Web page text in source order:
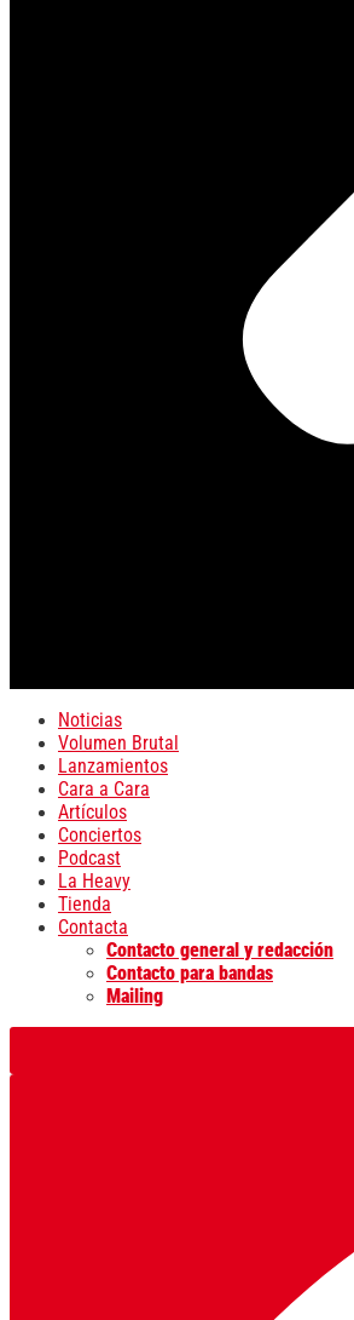
Noticias
Volumen Brutal
Lanzamientos
Cara a Cara
Artículos
Conciertos
Podcast
La Heavy
Tienda
Contacta
Contacto general y redacción
Contacto para bandas
Mailing